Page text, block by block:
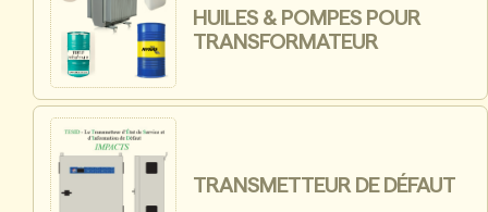
HUILES & POMPES POUR
TRANSFORMATEUR
TRANSMETTEUR DE DÉFAUT